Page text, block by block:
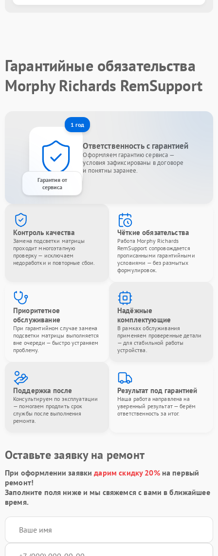
Гарантийные обязательства
Morphy Richards RemSupport
1 год
Гарантия от
сервиса
Ответственность с гарантией
Оформляем гарантию сервиса —
условия зафиксированы в договоре
и понятны заранее.
Контроль качества
Замена подсветки матрицы
проходит многоэтапную
проверку — исключаем
недоработки и повторные сбои.
Чёткие обязательства
Работа Morphy Richards
RemSupport сопровождается
прописанными гарантийными
условиями — без размытых
формулировок.
Приоритетное
обслуживание
При гарантийном случае замена
подсветки матрицы выполняется
вне очереди — быстро устраняем
проблему.
Надёжные
комплектующие
В рамках обслуживания
применяем проверенные детали
— для стабильной работы
устройства.
Поддержка после
Консультируем по эксплуатации
— помогаем продлить срок
службы после выполнения
ремонта.
Результат под гарантией
Наша работа направлена на
уверенный результат — берём
ответственность за итог.
Оставьте заявку на ремонт
При оформлении заявкидарим скидку 20%на первый
ремонт!
Заполните поля ниже и мы свяжемся с вами в ближайшее
время.